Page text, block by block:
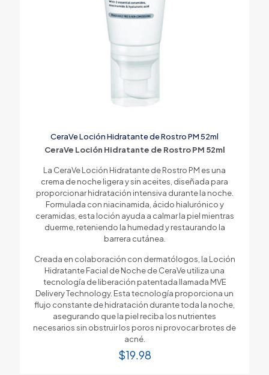
CeraVe Loción Hidratante de Rostro PM 52ml
CeraVe Loción Hidratante de Rostro PM 52ml
La CeraVe Loción Hidratante de Rostro PM es una
crema de noche ligera y sin aceites, diseñada para
proporcionar hidratación intensiva durante la noche.
Formulada con niacinamida, ácido hialurónico y
ceramidas, esta loción ayuda a calmar la piel mientras
duerme, reteniendo la humedad y restaurando la
barrera cutánea.
Creada en colaboración con dermatólogos, la Loción
Hidratante Facial de Noche de CeraVe utiliza una
tecnología de liberación patentada llamada MVE
Delivery Technology. Esta tecnología proporciona un
flujo constante de hidratación durante toda la noche,
asegurando que la piel reciba los nutrientes
necesarios sin obstruir los poros ni provocar brotes de
acné.
$19.98